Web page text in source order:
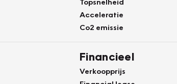
Acceleratie
Co2 emissie
Financieel
Verkoopprijs